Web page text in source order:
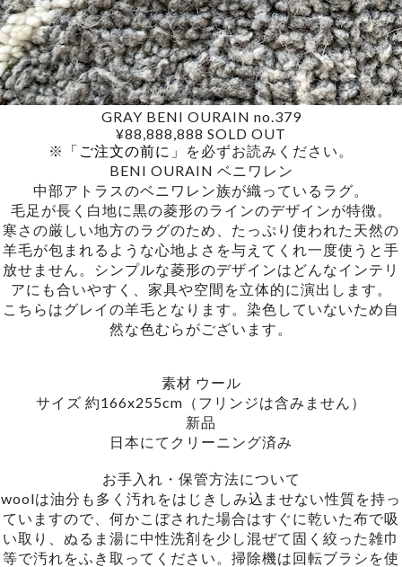
GRAY BENI OURAIN no.379
¥88,888,888 SOLD OUT
※
「ご注文の前に」
を必ずお読みください。
BENI OURAIN ベニワレン
中部アトラスのベニワレン族が織っているラグ。
毛足が長く白地に黒の菱形のラインのデザインが特徴。
寒さの厳しい地方のラグのため、たっぷり使われた天然の
羊毛が包まれるような心地よさを与えてくれ一度使うと手
放せません。シンプルな菱形のデザインはどんなインテリ
アにも合いやすく、家具や空間を立体的に演出します。
こちらはグレイの羊毛となります。染色していないため自
然な色むらがございます。
素材 ウール
サイズ 約166x255cm（フリンジは含みません）
新品
日本にてクリーニング済み
お手入れ・保管方法について
woolは油分も多く汚れをはじきしみ込ませない性質を持っ
ていますので、何かこぼされた場合はすぐに乾いた布で吸
い取り、ぬるま湯に中性洗剤を少し混ぜて固く絞った雑巾
等で汚れをふき取ってください。掃除機は回転ブラシを使